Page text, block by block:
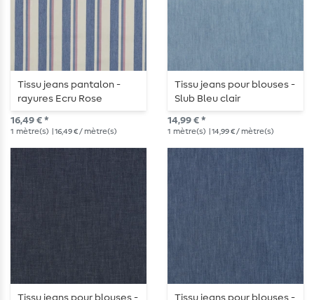
Tissu jeans pantalon -
rayures Ecru Rose
16,49 € *
1 mètre(s) | 16,49 € / mètre(s)
Tissu jeans pour blouses -
Slub Bleu clair
14,99 € *
1 mètre(s) | 14,99 € / mètre(s)